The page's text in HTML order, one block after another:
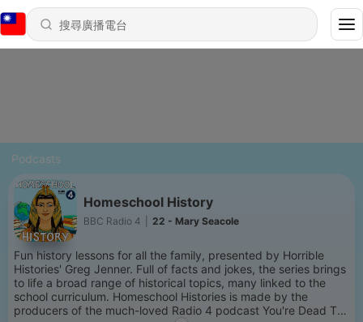
Podcasts
Homeschool History
BBC Radio 4 22 - Mary Seacole
Fun history lessons for all the family, presented by Horrible
Histories' Greg Jenner. Full of facts and jokes, the series brings
to life a broad range of historical topics, many linked to the
school curriculum. Homeschool Histories is made by the
producers of the much-loved Radio 4 podcast You're Dead To